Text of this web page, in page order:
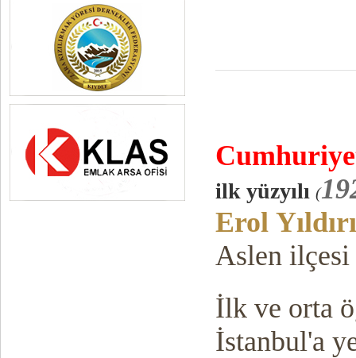
Cumhuriy
ilk yüzyılı (
Erol
Aslen ilçesi
İlk ve orta
İstanbul'a